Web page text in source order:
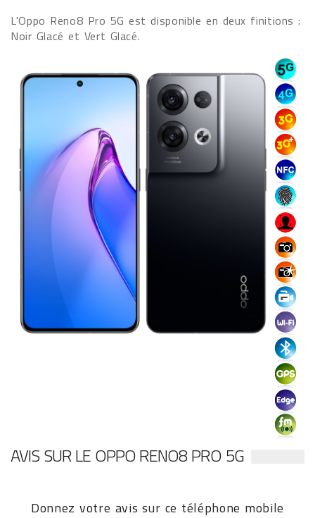
L'Oppo Reno8 Pro 5G est disponible en deux finitions :
Noir Glacé et Vert Glacé.
AVIS SUR LE OPPO RENO8 PRO 5G
Donnez votre avis sur ce téléphone mobile